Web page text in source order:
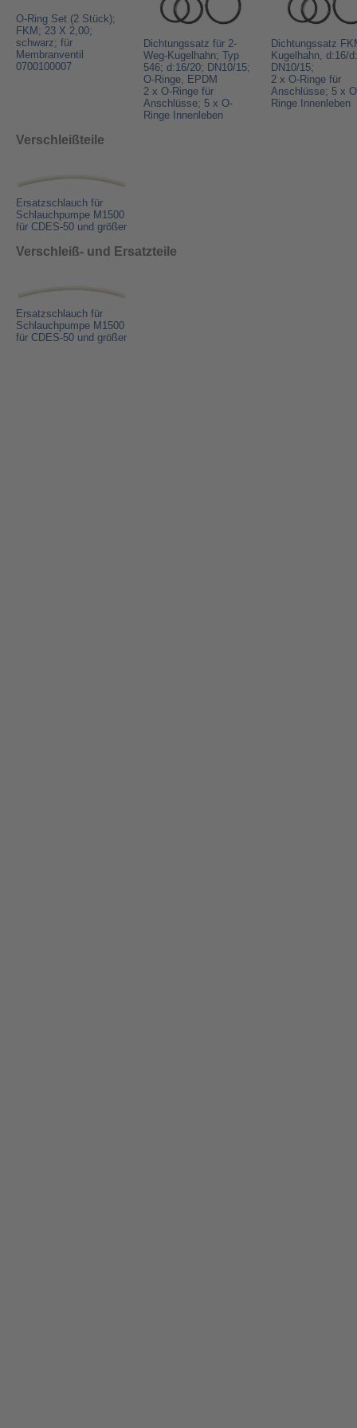
O-Ring Set (2 Stück);
FKM; 23 X 2,00;
schwarz; für
Membranventil
0700100007
Dichtungssatz für 2-
Weg-Kugelhahn; Typ
546; d:16/20; DN10/15;
O-Ringe, EPDM
2 x O-Ringe für
Anschlüsse; 5 x O-
Ringe Innenleben
Dichtungssatz
Kugelhahn, d:16/
DN10/15;
2 x O-Ringe für
Anschlüsse; 5 x
Ringe Innenleben
Verschleißteile
Ersatzschlauch für
Schlauchpumpe M1500
für CDES-50 und größer
Verschleiß- und Ersatzteile
Ersatzschlauch für
Schlauchpumpe M1500
für CDES-50 und größer